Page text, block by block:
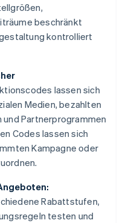
beschränkt
kontrolliert
lassen sich
Medien, bezahlten
Partnerprogrammen
Codes lassen sich
Kampagne oder
Rabattstufen,
testen und